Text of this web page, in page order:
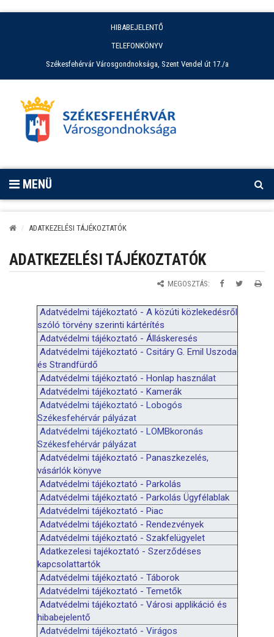
HIBABEJELENTŐ
TELEFONKÖNYV
Székesfehérvár Városgondnoksága, Szent Vendel út 17./a
MENÜ
ADATKEZELÉSI TÁJÉKOZTATÓK
ADATKEZELÉSI TÁJÉKOZTATÓK
MEGOSZTÁS:
Adatvédelmi tájékoztató - A közúti közlekedésről
szóló törvény szerinti kártérítés
Adatvédelmi tájékoztató - Álláskeresés
Adatvédelmi tájékoztató - Csitáry G. Emil Uszoda
és Strandfürdő
Adatvédelmi tájékoztató - Honlap használat
Adatvédelmi tájékoztató - Kamerák
Adatvédelmi tájékoztató - Lobogós
Székesfehérvár pályázat
Adatvédelmi tájékoztató - LOMBkoronás
Székesfehérvár pályázat
Adatvédelmi tájékoztató - Panaszkezelés,
vásárlók könyve
Adatvédelmi tájékoztató - Parkolás
Adatvédelmi tájékoztató - Parkolás Ügyfélablak
Adatvédelmi tájékoztató - Piac
Adatvédelmi tájékoztató - Rendezvények
Adatvédelmi tájékoztató - Szakfelügyelet
Adatkezelesi tajékoztató - Szerződéses
kapcsolattartók
Adatvédelmi tájékoztató - Táborok
Adatvédelmi tájékoztató - Temetők
Adatvédelmi tájékoztató - Városi applikáció és
hibabejelentő
Adatvédelmi tájékoztató - Virágos